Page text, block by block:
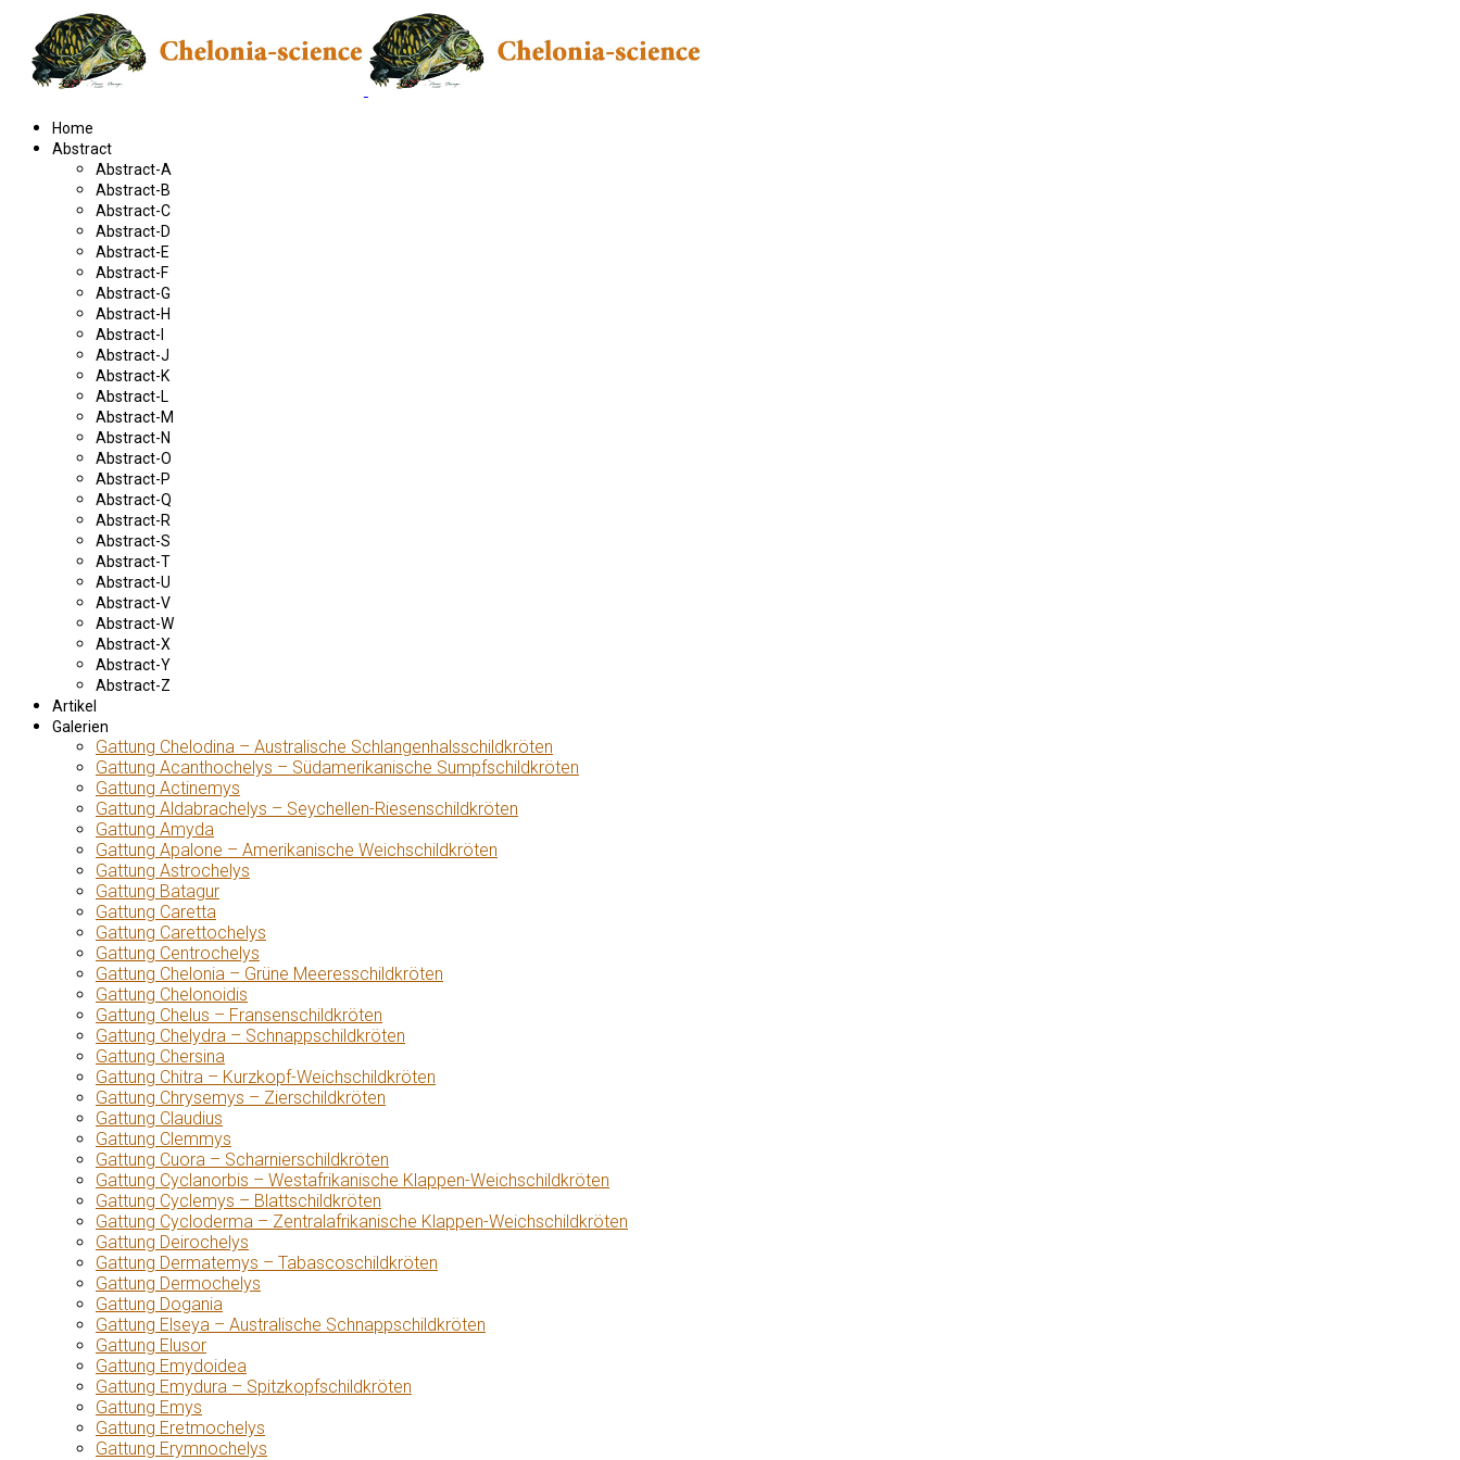
Home
Abstract
Abstract-A
Abstract-B
Abstract-C
Abstract-D
Abstract-E
Abstract-F
Abstract-G
Abstract-H
Abstract-I
Abstract-J
Abstract-K
Abstract-L
Abstract-M
Abstract-N
Abstract-O
Abstract-P
Abstract-Q
Abstract-R
Abstract-S
Abstract-T
Abstract-U
Abstract-V
Abstract-W
Abstract-X
Abstract-Y
Abstract-Z
Artikel
Galerien
Gattung Chelodina – Australische Schlangenhalsschildkröten
Gattung Acanthochelys – Südamerikanische Sumpfschildkröten
Gattung Actinemys
Gattung Aldabrachelys – Seychellen-Riesenschildkröten
Gattung Amyda
Gattung Apalone – Amerikanische Weichschildkröten
Gattung Astrochelys
Gattung Batagur
Gattung Caretta
Gattung Carettochelys
Gattung Centrochelys
Gattung Chelonia – Grüne Meeresschildkröten
Gattung Chelonoidis
Gattung Chelus – Fransenschildkröten
Gattung Chelydra – Schnappschildkröten
Gattung Chersina
Gattung Chitra – Kurzkopf-Weichschildkröten
Gattung Chrysemys – Zierschildkröten
Gattung Claudius
Gattung Clemmys
Gattung Cuora – Scharnierschildkröten
Gattung Cyclanorbis – Westafrikanische Klappen-Weichschildkröten
Gattung Cyclemys – Blattschildkröten
Gattung Cycloderma – Zentralafrikanische Klappen-Weichschildkröten
Gattung Deirochelys
Gattung Dermatemys – Tabascoschildkröten
Gattung Dermochelys
Gattung Dogania
Gattung Elseya – Australische Schnappschildkröten
Gattung Elusor
Gattung Emydoidea
Gattung Emydura – Spitzkopfschildkröten
Gattung Emys
Gattung Eretmochelys
Gattung Erymnochelys